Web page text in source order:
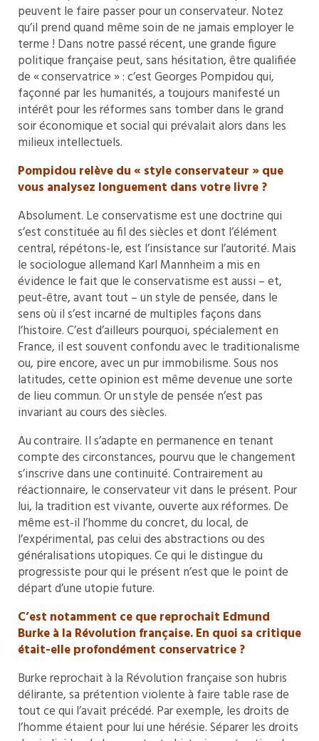
peuvent le faire passer pour un conservateur. Notez
qu’il prend quand même soin de ne jamais employer le
terme ! Dans notre passé récent, une grande figure
politique française peut, sans hésitation, être qualifiée
de « conservatrice » : c’est Georges Pompidou qui,
façonné par les humanités, a toujours manifesté un
intérêt pour les réformes sans tomber dans le grand
soir économique et social qui prévalait alors dans les
milieux intellectuels.
Pompidou relève du « style conservateur » que
vous analysez longuement dans votre livre ?
Absolument. Le conservatisme est une doctrine qui
s’est constituée au fil des siècles et dont l’élément
central, répétons-le, est l’insistance sur l’autorité. Mais
le sociologue allemand Karl Mannheim a mis en
évidence le fait que le conservatisme est aussi – et,
peut-être, avant tout – un style de pensée, dans le
sens où il s’est incarné de multiples façons dans
l’histoire. C’est d’ailleurs pourquoi, spécialement en
France, il est souvent confondu avec le traditionalisme
ou, pire encore, avec un pur immobilisme. Sous nos
latitudes, cette opinion est même devenue une sorte
de lieu commun. Or un style de pensée n’est pas
invariant au cours des siècles.
Au contraire. Il s’adapte en permanence en tenant
compte des circonstances, pourvu que le changement
s’inscrive dans une continuité. Contrairement au
réactionnaire, le conservateur vit dans le présent. Pour
lui, la tradition est vivante, ouverte aux réformes. De
même est-il l’homme du concret, du local, de
l’expérimental, pas celui des abstractions ou des
généralisations utopiques. Ce qui le distingue du
progressiste pour qui le présent n’est que le point de
départ d’une utopie future.
C’est notamment ce que reprochait Edmund
Burke à la Révolution française. En quoi sa critique
était-elle profondément conservatrice ?
Burke reprochait à la Révolution française son hubris
délirante, sa prétention violente à faire table rase de
tout ce qui l’avait précédé. Par exemple, les droits de
l’homme étaient pour lui une hérésie. Séparer les droits